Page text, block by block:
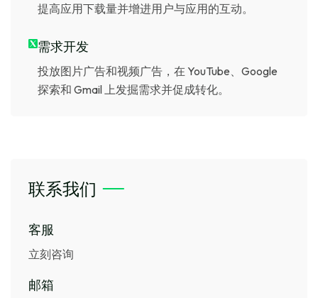
提高应用下载量并增进用户与应用的互动。
需求开发
投放图片广告和视频广告，在 YouTube、Google
探索和 Gmail 上发掘需求并促成转化。
联系我们
客服
立刻咨询
邮箱